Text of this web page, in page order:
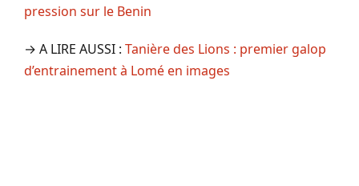
pression sur le Benin
→ A LIRE AUSSI : Tanière des Lions : premier galop
d’entrainement à Lomé en images